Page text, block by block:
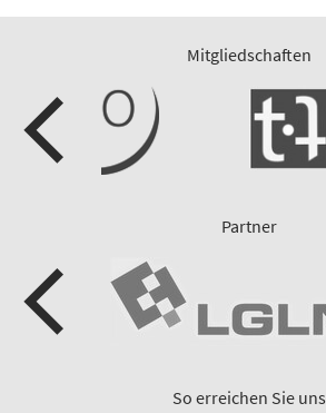
Mitgliedschaften
Partner
So erreichen Sie uns